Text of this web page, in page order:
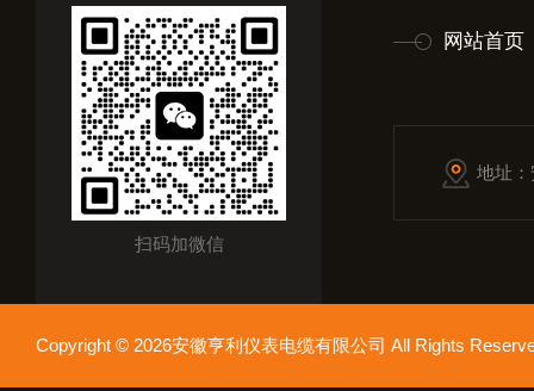
扫码加微信
网站首页
地址
Copyright © 2026安徽亨利仪表电缆有限公司 All Rights